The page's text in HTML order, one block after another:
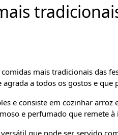
mais tradicionais das
a todos os gostos e
e consiste em cozinhar arroz
e perfumado que remete à